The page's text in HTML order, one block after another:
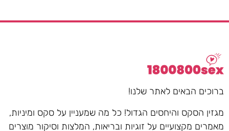
ברוכים הבאים לאתר שלנו!
מגזין הסקס והיחסים הגדול! כל מה שמעניין על סקס ומיניות,
מאמרים מקצועיים על זוגיות ובריאות, המלצות וסיקור מוצרים